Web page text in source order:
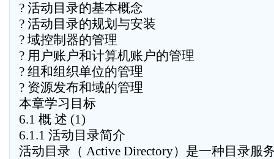
? 活动目录的基本概念
? 活动目录的规划与安装
? 域控制器的管理
? 用户账户和计算机账户的管理
? 组和组织单位的管理
? 资源发布和域的管理
本章学习目标
6.1 概 述 (1)
6.1.1 活动目录简介
活动目录（ Active Directory）是一种目录服